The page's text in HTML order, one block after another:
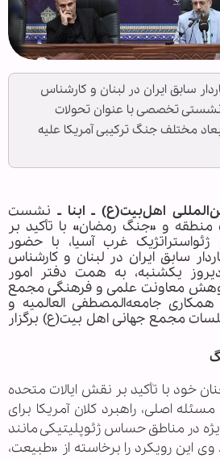
سابق ایران در لبنان و کارشناس
تخصصی با عنوان تحولات
مختلف جنگ ترکیبی آمریکا علیه
اهل‌بیت(ع) ـ ابنا ـنشست
و «جنگ رمضان» با تأکید بر
غرب آسیا، با حضور
سابق ایران در لبنان و کارشناس
یکشنبه، به همت دفتر امور
معاونت علمی و فرهنگی مجمع
جامعه‌المصطفی العالمیه و
مجمع جهانی اهل بیت(ع) برگزار
خود با تأکید بر نقش ایالات متحده
اصلی، راهبرد کلان آمریکا برای
در مناطق حساس ژئوپلیتیکی مانند
این رویکرد را برخاسته از «طبیعت،